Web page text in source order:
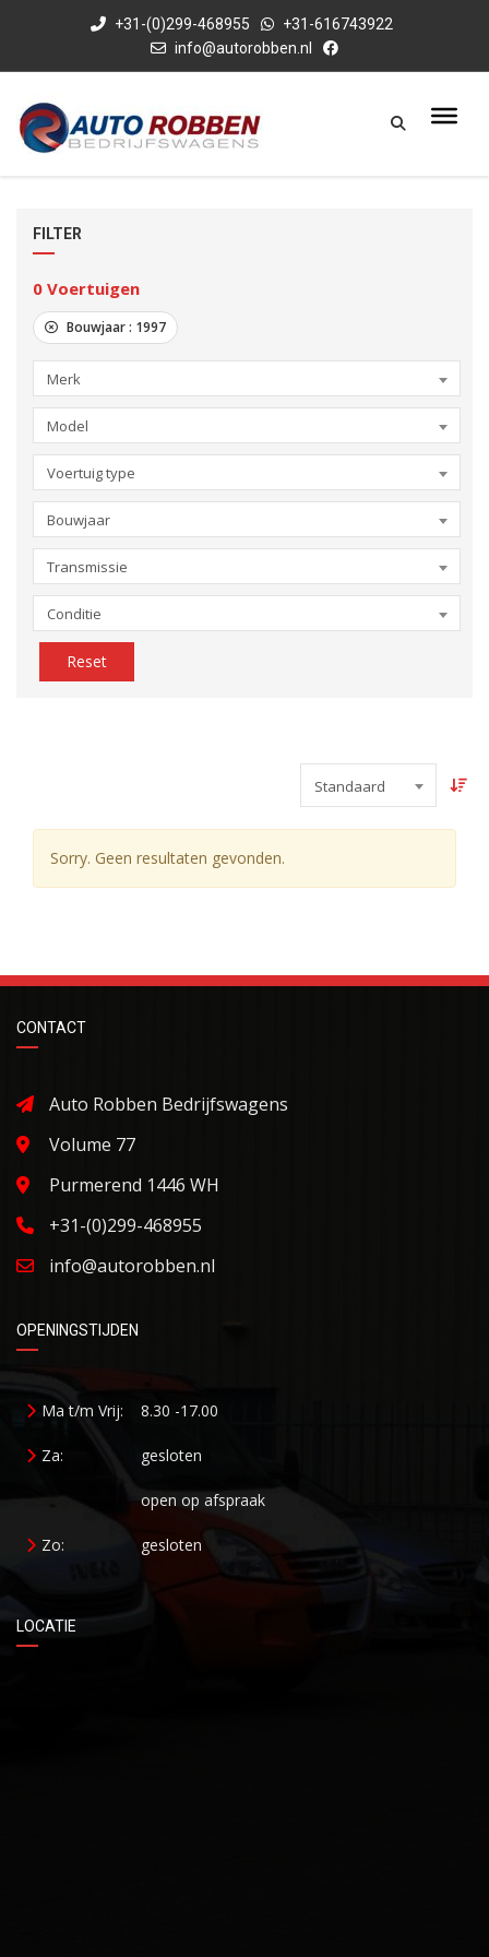
+31-(0)299-468955
+31-616743922
info@autorobben.nl
FILTER
0 Voertuigen
Bouwjaar : 1997
Merk
Model
Voertuig type
Bouwjaar
Transmissie
Conditie
Reset
Standaard
Sorry. Geen resultaten gevonden.
CONTACT
Auto Robben Bedrijfswagens
Volume 77
Purmerend 1446 WH
+31-(0)299-468955
info@autorobben.nl
OPENINGSTIJDEN
Ma t/m Vrij: 8.30 -17.00
Za: gesloten
open op afspraak
Zo: gesloten
LOCATIE